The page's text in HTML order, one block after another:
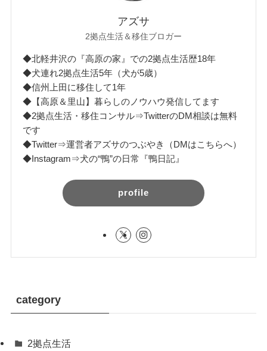
アズサ
2拠点生活＆移住ブロガー
◆北軽井沢の『高原の家』での2拠点生活歴18年
◆犬連れ2拠点生活5年（犬が5歳）
◆信州上田に移住して1年
◆【高原＆里山】暮らしのノウハウ発信してます
◆2拠点生活・移住コンサル⇒TwitterのDM相談は無料
です
◆Twitter⇒運営者アズサのつぶやき（DMはこちらへ）
◆Instagram⇒犬の“鴨”の日常『鴨日記』
profile
category
2拠点生活